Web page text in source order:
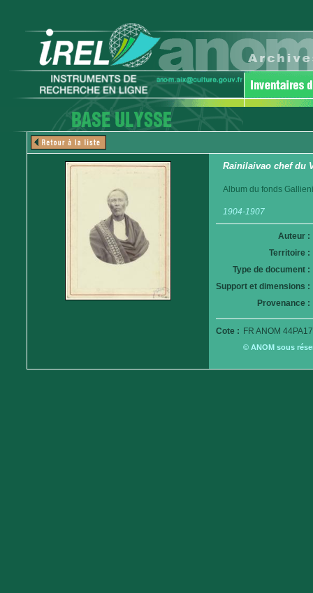
Rainilaivao chef du
Album du fonds
1904-1907
Auteur :
Territoire :
Type de document :
Support et dimensions :
Provenance :
Cote : FR ANOM
© ANOM sous